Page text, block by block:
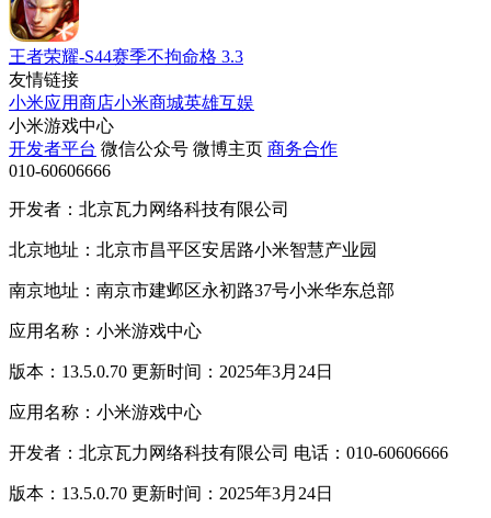
王者荣耀-S44赛季不拘命格 3.3
友情链接
小米应用商店小米商城英雄互娱
小米游戏中心
开发者平台 微信公众号 微博主页 商务合作
010-60606666
开发者：北京瓦力网络科技有限公司
北京地址：北京市昌平区安居路小米智慧产业园
南京地址：南京市建邺区永初路37号小米华东总部
应用名称：小米游戏中心
版本：13.5.0.70 更新时间：2025年3月24日
应用名称：小米游戏中心
开发者：北京瓦力网络科技有限公司 电话：010-60606666
版本：13.5.0.70 更新时间：2025年3月24日